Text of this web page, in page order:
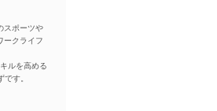
スポーツや
ークライフ
ルを高める
す。